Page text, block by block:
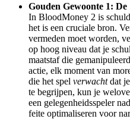
Gouden Gewoonte 1:
In BloodMoney 2 is
het is een cruciale bron.
vermeden moet worden,
op hoog niveau dat je
maatstaf die
actie, elk moment van
die het spel verwachtdat
te begrijpen, kun je
een gelegenheidsspeler
feite optimaliseren voor